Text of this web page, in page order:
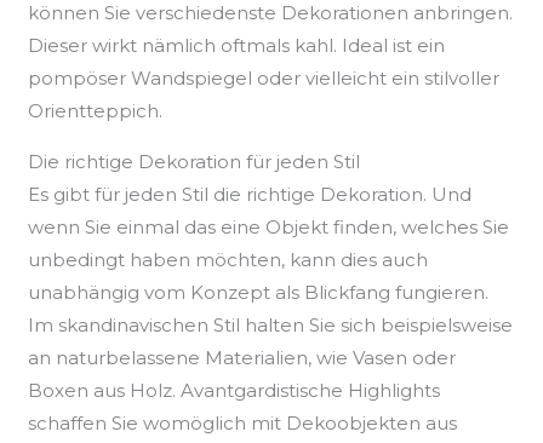
können Sie verschiedenste Dekorationen anbringen.
Dieser wirkt nämlich oftmals kahl. Ideal ist ein
pompöser Wandspiegel oder vielleicht ein stilvoller
Orientteppich.
Die richtige Dekoration für jeden Stil
Es gibt für jeden Stil die richtige Dekoration. Und
wenn Sie einmal das eine Objekt finden, welches Sie
unbedingt haben möchten, kann dies auch
unabhängig vom Konzept als Blickfang fungieren.
Im skandinavischen Stil halten Sie sich beispielsweise
an naturbelassene Materialien, wie Vasen oder
Boxen aus Holz. Avantgardistische Highlights
schaffen Sie womöglich mit Dekoobjekten aus